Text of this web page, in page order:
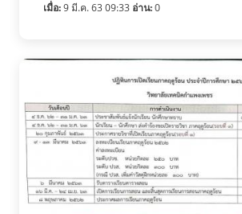
เมื่อ:9 มี.ค. 63 09:33 อ่าน:0